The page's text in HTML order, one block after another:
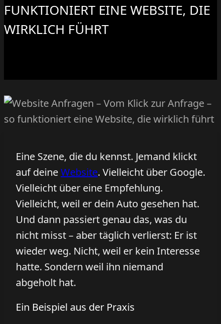
FUNKTIONIERT EINE WEBSITE, DIE
WIRKLICH FÜHRT
Eine Szene, die du kennst. Jemand klickt
auf deineWebsite. Vielleicht über Google.
Vielleicht über eine Empfehlung.
Vielleicht, weil er dein Auto gesehen hat.
Und dann passiert genau das, was du
nicht misst – aber täglich verlierst: Er ist
wieder weg. Nicht, weil er kein Interesse
hatte. Sondern weil ihn niemand
abgeholt hat.
Ein Beispiel aus der Praxis